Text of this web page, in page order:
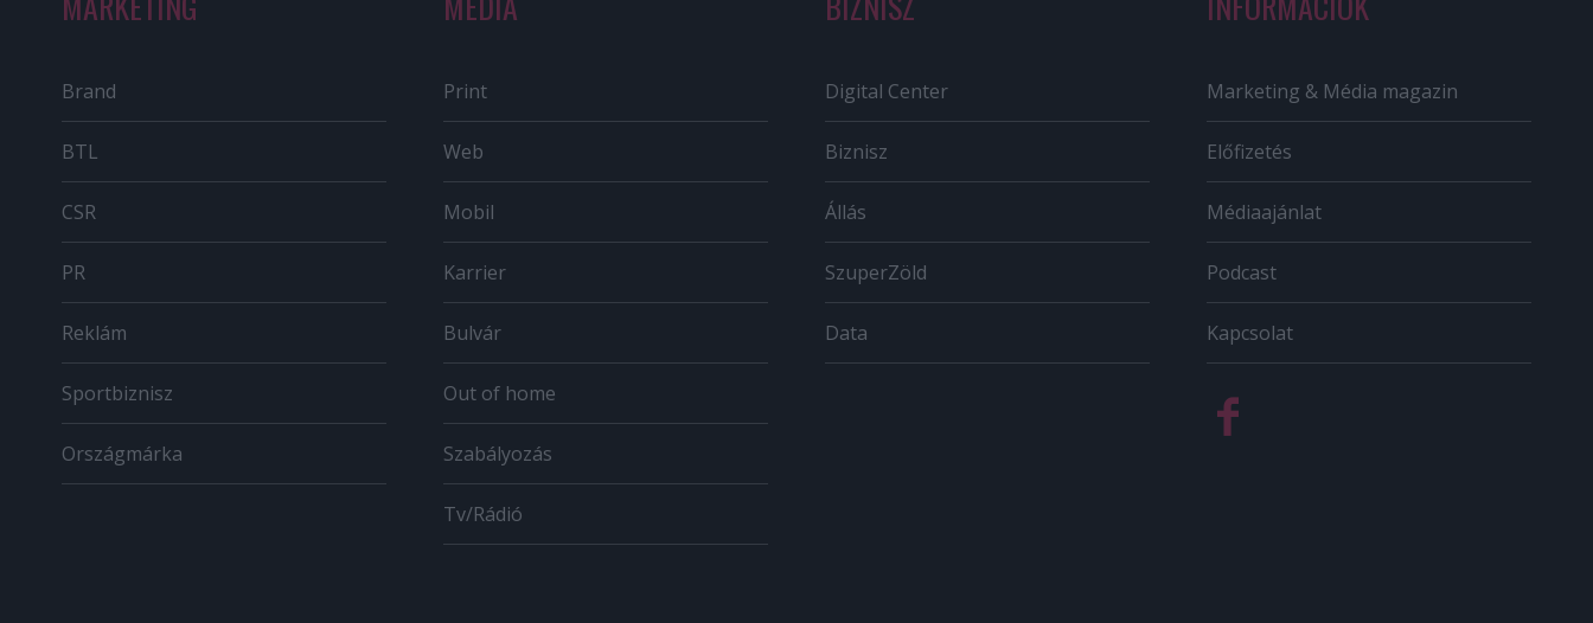
Brand
BTL
CSR
PR
Reklám
Sportbiznisz
Országmárka
Print
Web
Mobil
Karrier
Bulvár
Out of home
Szabályozás
Tv/Rádió
Digital Center
Biznisz
Állás
SzuperZöld
Data
Marketing & Média magazin
Előfizetés
Médiaajánlat
Podcast
Kapcsolat